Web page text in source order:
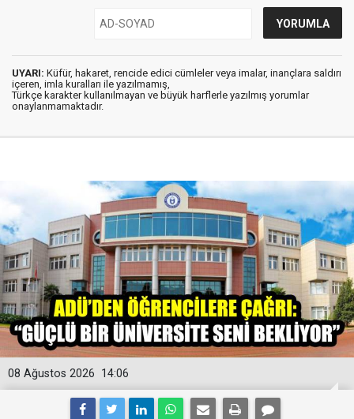
UYARI: Küfür, hakaret, rencide edici cümleler veya imalar, inançlara saldırı
içeren, imla kuralları ile yazılmamış,
Türkçe karakter kullanılmayan ve büyük harflerle yazılmış yorumlar
onaylanmamaktadır.
14:06
08 Ağustos 2026